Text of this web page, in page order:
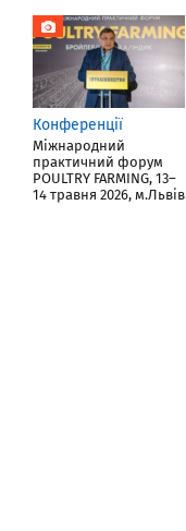
Конференції
Міжнародний
практичний форум
POULTRY FARMING, 13–
14 травня 2026, м.Львів